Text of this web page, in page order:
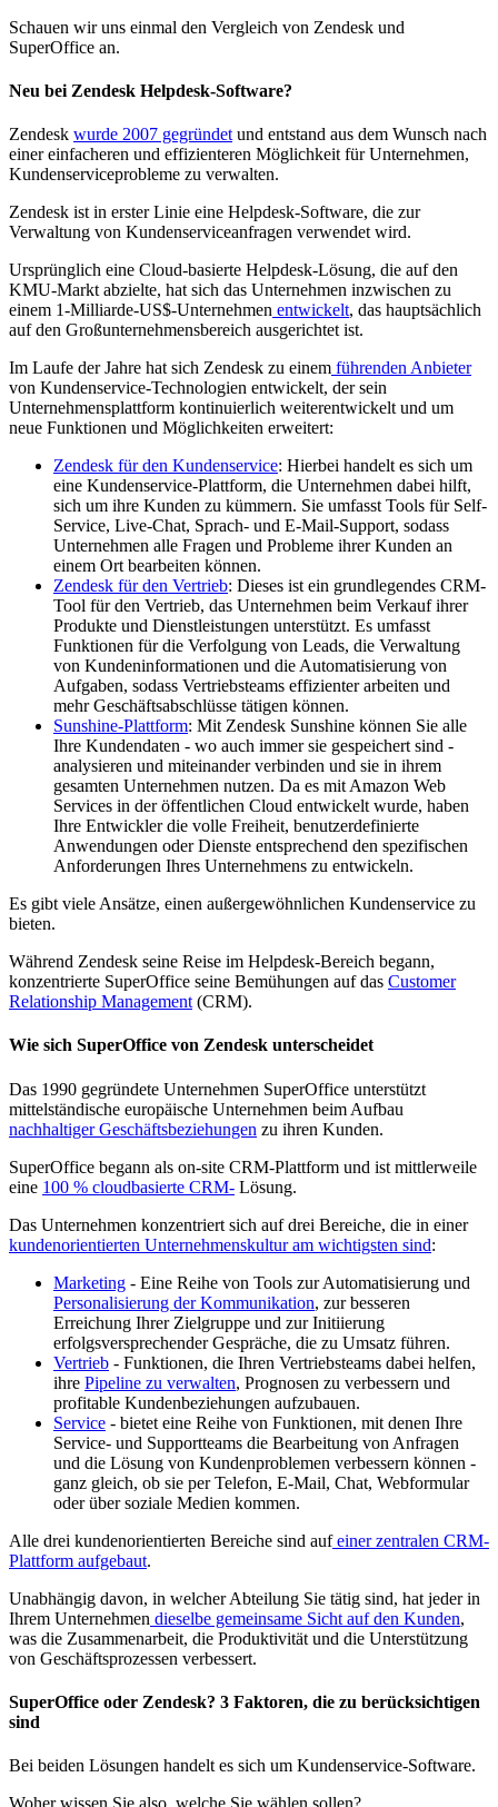
Schauen wir uns einmal den Vergleich von Zendesk und
SuperOffice an.
Neu bei Zendesk Helpdesk-Software?
Zendesk wurde 2007 gegründet und entstand aus dem Wunsch nach
einer einfacheren und effizienteren Möglichkeit für Unternehmen,
Kundenserviceprobleme zu verwalten.
Zendesk ist in erster Linie eine Helpdesk-Software, die zur
Verwaltung von Kundenserviceanfragen verwendet wird.
Ursprünglich eine Cloud-basierte Helpdesk-Lösung, die auf den
KMU-Markt abzielte, hat sich das Unternehmen inzwischen zu
einem 1-Milliarde-US$-Unternehmen entwickelt, das hauptsächlich
auf den Großunternehmensbereich ausgerichtet ist.
Im Laufe der Jahre hat sich Zendesk zu einem führenden Anbieter
von Kundenservice-Technologien entwickelt, der sein
Unternehmensplattform kontinuierlich weiterentwickelt und um
neue Funktionen und Möglichkeiten erweitert:
Zendesk für den Kundenservice: Hierbei handelt es sich um
eine Kundenservice-Plattform, die Unternehmen dabei hilft,
sich um ihre Kunden zu kümmern. Sie umfasst Tools für Self-
Service, Live-Chat, Sprach- und E-Mail-Support, sodass
Unternehmen alle Fragen und Probleme ihrer Kunden an
einem Ort bearbeiten können.
Zendesk für den Vertrieb: Dieses ist ein grundlegendes CRM-
Tool für den Vertrieb, das Unternehmen beim Verkauf ihrer
Produkte und Dienstleistungen unterstützt. Es umfasst
Funktionen für die Verfolgung von Leads, die Verwaltung
von Kundeninformationen und die Automatisierung von
Aufgaben, sodass Vertriebsteams effizienter arbeiten und
mehr Geschäftsabschlüsse tätigen können.
Sunshine-Plattform: Mit Zendesk Sunshine können Sie alle
Ihre Kundendaten - wo auch immer sie gespeichert sind -
analysieren und miteinander verbinden und sie in ihrem
gesamten Unternehmen nutzen. Da es mit Amazon Web
Services in der öffentlichen Cloud entwickelt wurde, haben
Ihre Entwickler die volle Freiheit, benutzerdefinierte
Anwendungen oder Dienste entsprechend den spezifischen
Anforderungen Ihres Unternehmens zu entwickeln.
Es gibt viele Ansätze, einen außergewöhnlichen Kundenservice zu
bieten.
Während Zendesk seine Reise im Helpdesk-Bereich begann,
konzentrierte SuperOffice seine Bemühungen auf das Customer
Relationship Management (CRM).
Wie sich SuperOffice von Zendesk unterscheidet
Das 1990 gegründete Unternehmen SuperOffice unterstützt
mittelständische europäische Unternehmen beim Aufbau
nachhaltiger Geschäftsbeziehungen zu ihren Kunden.
SuperOffice begann als on-site CRM-Plattform und ist mittlerweile
eine 100 % cloudbasierte CRM- Lösung.
Das Unternehmen konzentriert sich auf drei Bereiche, die in einer
kundenorientierten Unternehmenskultur am wichtigsten sind:
Marketing - Eine Reihe von Tools zur Automatisierung und
Personalisierung der Kommunikation, zur besseren
Erreichung Ihrer Zielgruppe und zur Initiierung
erfolgsversprechender Gespräche, die zu Umsatz führen.
Vertrieb - Funktionen, die Ihren Vertriebsteams dabei helfen,
ihre Pipeline zu verwalten, Prognosen zu verbessern und
profitable Kundenbeziehungen aufzubauen.
Service - bietet eine Reihe von Funktionen, mit denen Ihre
Service- und Supportteams die Bearbeitung von Anfragen
und die Lösung von Kundenproblemen verbessern können -
ganz gleich, ob sie per Telefon, E-Mail, Chat, Webformular
oder über soziale Medien kommen.
Alle drei kundenorientierten Bereiche sind auf einer zentralen CRM-
Plattform aufgebaut.
Unabhängig davon, in welcher Abteilung Sie tätig sind, hat jeder in
Ihrem Unternehmen dieselbe gemeinsame Sicht auf den Kunden,
was die Zusammenarbeit, die Produktivität und die Unterstützung
von Geschäftsprozessen verbessert.
SuperOffice oder Zendesk? 3 Faktoren, die zu berücksichtigen
sind
Bei beiden Lösungen handelt es sich um Kundenservice-Software.